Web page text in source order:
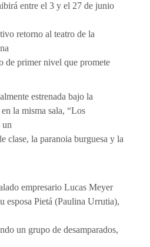
entre el 3 y el 27 de junio
retorno al teatro de la
de primer nivel que promete
estrenada bajo la
la misma sala, “Los
un
clase, la paranoia burguesa y la
empresario Lucas Meyer
esposa Pietá (Paulina Urrutia),
un grupo de desamparados,